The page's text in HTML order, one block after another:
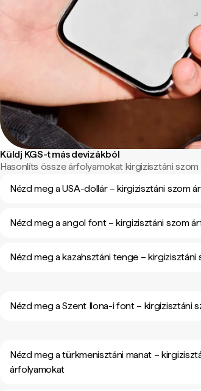
Küldj KGS-t más devizákból
Hasonlíts össze árfolyamokat kirgizisztáni szom
Nézd meg a USA-dollár – kirgizisztáni szom
Nézd meg a angol font – kirgizisztáni szom
Nézd meg a kazahsztáni tenge –
Nézd meg a Szent Ilona-i font – kirgizisztáni
Nézd meg a türkmenisztáni manat –
árfolyamokat